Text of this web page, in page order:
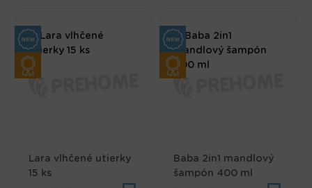
Lara vlhčené utierky
15 ks
Baba 2in1 mandlový
šampón 400 ml